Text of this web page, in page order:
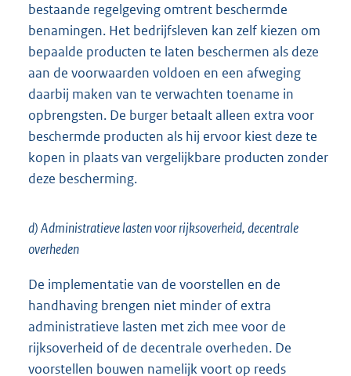
bestaande regelgeving omtrent beschermde
benamingen. Het bedrijfsleven kan zelf kiezen om
bepaalde producten te laten beschermen als deze
aan de voorwaarden voldoen en een afweging
daarbij maken van te verwachten toename in
opbrengsten. De burger betaalt alleen extra voor
beschermde producten als hij ervoor kiest deze te
kopen in plaats van vergelijkbare producten zonder
deze bescherming.
d) Administratieve lasten voor rijksoverheid, decentrale
overheden
De implementatie van de voorstellen en de
handhaving brengen niet minder of extra
administratieve lasten met zich mee voor de
rijksoverheid of de decentrale overheden. De
voorstellen bouwen namelijk voort op reeds